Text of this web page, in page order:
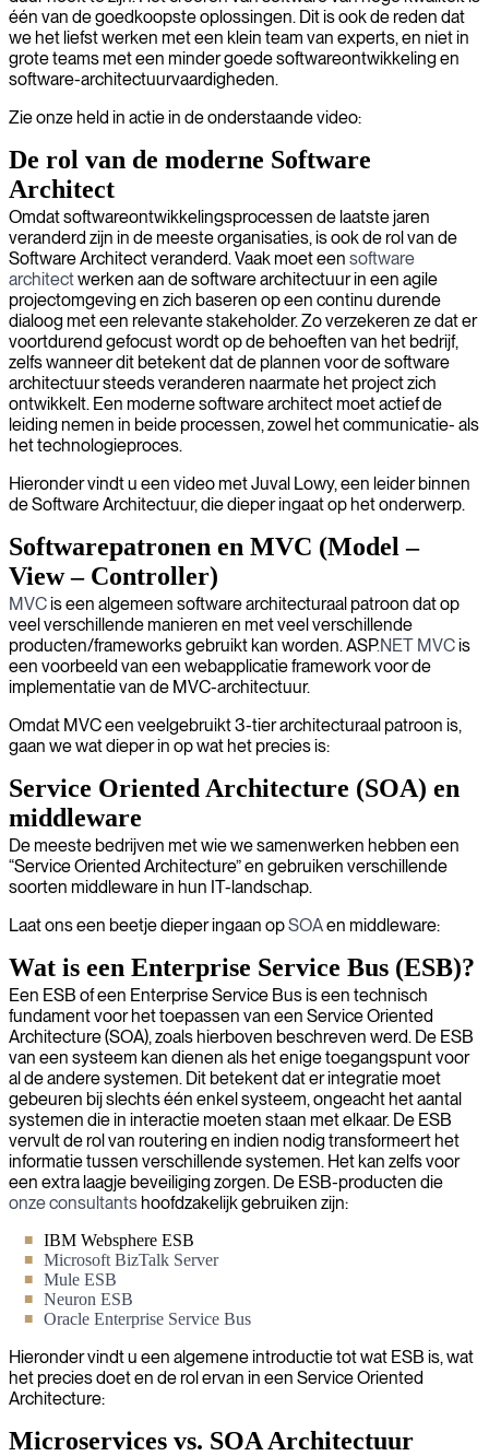
één van de goedkoopste oplossingen. Dit is ook de reden dat
we het liefst werken met een klein team van experts, en niet in
grote teams met een minder goede softwareontwikkeling en
software-architectuurvaardigheden.
Zie onze held in actie in de onderstaande video:
De rol van de moderne Software
Architect
Omdat softwareontwikkelingsprocessen de laatste jaren
veranderd zijn in de meeste organisaties, is ook de rol van de
Software Architect veranderd. Vaak moet een software
architectwerken aan de software architectuur in een agile
projectomgeving en zich baseren op een continu durende
dialoog met een relevante stakeholder. Zo verzekeren ze dat er
voortdurend gefocust wordt op de behoeften van het bedrijf,
zelfs wanneer dit betekent dat de plannen voor de software
architectuur steeds veranderen naarmate het project zich
ontwikkelt. Een moderne software architect moet actief de
leiding nemen in beide processen, zowel het communicatie- als
het technologieproces.
Hieronder vindt u een video met Juval Lowy, een leider binnen
de Software Architectuur, die dieper ingaat op het onderwerp.
Softwarepatronen en MVC (Model –
View – Controller)
MVCis een algemeen software architecturaal patroon dat op
veel verschillende manieren en met veel verschillende
producten/frameworks gebruikt kan worden. ASP.NET MVCis
een voorbeeld van een webapplicatie framework voor de
implementatie van de MVC-architectuur.
Omdat MVC een veelgebruikt 3-tier architecturaal patroon is,
gaan we wat dieper in op wat het precies is:
Service Oriented Architecture (SOA) en
middleware
De meeste bedrijven met wie we samenwerken hebben een
“Service Oriented Architecture” en gebruiken verschillende
soorten middleware in hun IT-landschap.
Laat ons een beetje dieper ingaan opSOAen middleware:
Wat is een Enterprise Service Bus (ESB)?
Een ESB of een Enterprise Service Bus is een technisch
fundament voor het toepassen van een Service Oriented
Architecture (SOA), zoals hierboven beschreven werd. De ESB
van een systeem kan dienen als het enige toegangspunt voor
al de andere systemen. Dit betekent dat er integratie moet
gebeuren bij slechts één enkel systeem, ongeacht het aantal
systemen die in interactie moeten staan met elkaar. De ESB
vervult de rol van routering en indien nodig transformeert het
informatie tussen verschillende systemen. Het kan zelfs voor
een extra laagje beveiliging zorgen. De ESB-producten die
onze consultants hoofdzakelijk gebruiken zijn:
IBM Websphere ESB
Microsoft BizTalk Server
Mule ESB
Neuron ESB
Oracle Enterprise Service Bus
Hieronder vindt u een algemene introductie tot wat ESB is, wat
het precies doet en de rol ervan in een Service Oriented
Architecture:
Microservices vs. SOA Architectuur